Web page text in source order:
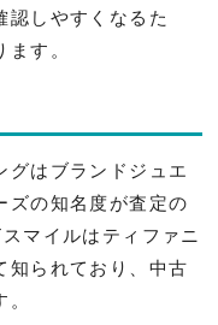
認しやすくなるた
す。
グはブランドジュエ
ズの知名度が査定の
マイルはティファニ
知られており、中古